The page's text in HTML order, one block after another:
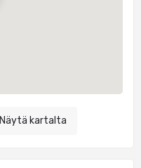
Näytä kartalta